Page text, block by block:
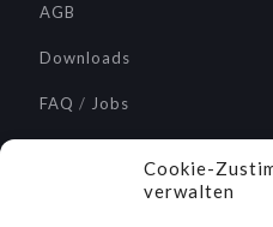
Cookie-
verwalten
AGB
Downloads
FAQ / Jobs